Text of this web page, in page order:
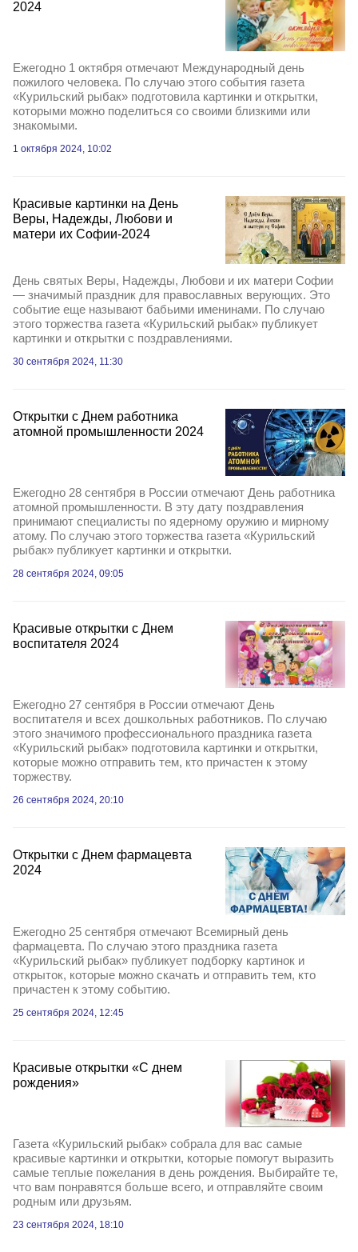
2024
Ежегодно 1 октября отмечают Международный день
пожилого человека. По случаю этого события газета
«Курильский рыбак» подготовила картинки и открытки,
которыми можно поделиться со своими близкими или
знакомыми.
1 октября 2024, 10:02
Красивые картинки на День
Веры, Надежды, Любови и
матери их Софии-2024
День святых Веры, Надежды, Любови и их матери Софии
— значимый праздник для православных верующих. Это
событие еще называют бабьими именинами. По случаю
этого торжества газета «Курильский рыбак» публикует
картинки и открытки с поздравлениями.
30 сентября 2024, 11:30
Открытки с Днем работника
атомной промышленности 2024
Ежегодно 28 сентября в России отмечают День работника
атомной промышленности. В эту дату поздравления
принимают специалисты по ядерному оружию и мирному
атому. По случаю этого торжества газета «Курильский
рыбак» публикует картинки и открытки.
28 сентября 2024, 09:05
Красивые открытки с Днем
воспитателя 2024
Ежегодно 27 сентября в России отмечают День
воспитателя и всех дошкольных работников. По случаю
этого значимого профессионального праздника газета
«Курильский рыбак» подготовила картинки и открытки,
которые можно отправить тем, кто причастен к этому
торжеству.
26 сентября 2024, 20:10
Открытки с Днем фармацевта
2024
Ежегодно 25 сентября отмечают Всемирный день
фармацевта. По случаю этого праздника газета
«Курильский рыбак» публикует подборку картинок и
открыток, которые можно скачать и отправить тем, кто
причастен к этому событию.
25 сентября 2024, 12:45
Красивые открытки «С днем
рождения»
Газета «Курильский рыбак» собрала для вас самые
красивые картинки и открытки, которые помогут выразить
самые теплые пожелания в день рождения. Выбирайте те,
что вам понравятся больше всего, и отправляйте своим
родным или друзьям.
23 сентября 2024, 18:10